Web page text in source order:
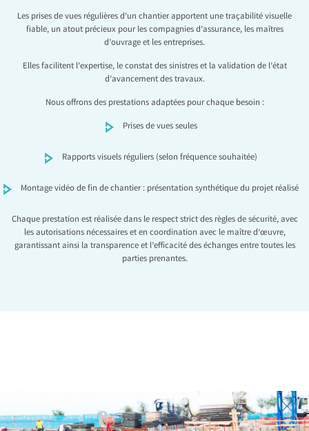
Les prises de vues régulières d’un chantier apportent une traçabilité visuelle
fiable, un atout précieux pour les compagnies d’assurance, les maîtres
d’ouvrage et les entreprises.
Elles facilitent l’expertise, le constat des sinistres et la validation de l’état
d’avancement des travaux.
Nous offrons des prestations adaptées pour chaque besoin :
Prises de vues seules
Rapports visuels réguliers (selon fréquence souhaitée)
Montage vidéo de fin de chantier : présentation synthétique du projet réalisé
Chaque prestation est réalisée dans le respect strict des règles de sécurité, avec
les autorisations nécessaires et en coordination avec le maître d’œuvre,
garantissant ainsi la transparence et l’efficacité des échanges entre toutes les
parties prenantes.